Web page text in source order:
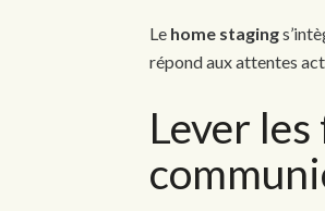
Le home staging
répond aux attentes
Lever